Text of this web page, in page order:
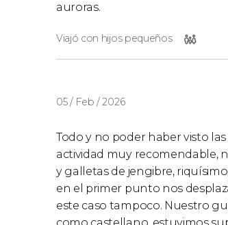
auroras.
Viajó con hijos pequeños
05 / Feb / 2026
Todo y no poder haber visto
actividad muy recomendable,
y galletas de jengibre,
en el primer punto nos
este caso tampoco. Nuestro